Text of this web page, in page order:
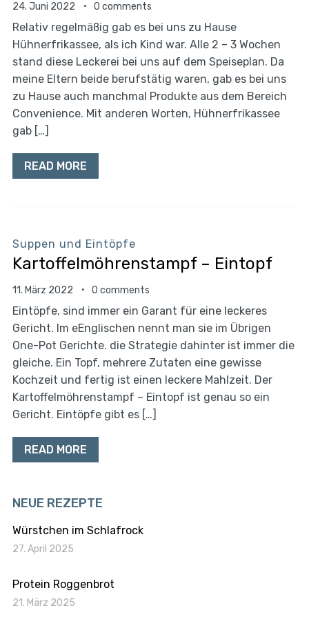
24. Juni 2022 0 comments
Relativ regelmäßig gab es bei uns zu Hause
Hühnerfrikassee, als ich Kind war. Alle 2 – 3 Wochen
stand diese Leckerei bei uns auf dem Speiseplan. Da
meine Eltern beide berufstätig waren, gab es bei uns
zu Hause auch manchmal Produkte aus dem Bereich
Convenience. Mit anderen Worten, Hühnerfrikassee
gab […]
READ MORE
Suppen und Eintöpfe
Kartoffelmöhrenstampf – Eintopf
11. März 2022 0 comments
Eintöpfe, sind immer ein Garant für eine leckeres
Gericht. Im eEnglischen nennt man sie im Übrigen
One-Pot Gerichte. die Strategie dahinter ist immer die
gleiche. Ein Topf, mehrere Zutaten eine gewisse
Kochzeit und fertig ist einen leckere Mahlzeit. Der
Kartoffelmöhrenstampf – Eintopf ist genau so ein
Gericht. Eintöpfe gibt es […]
READ MORE
NEUE REZEPTE
Würstchen im Schlafrock
27. April 2025
Protein Roggenbrot
21. März 2025